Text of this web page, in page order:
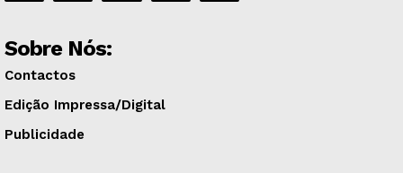
Sobre Nós:
Contactos
Edição Impressa/Digital
Publicidade